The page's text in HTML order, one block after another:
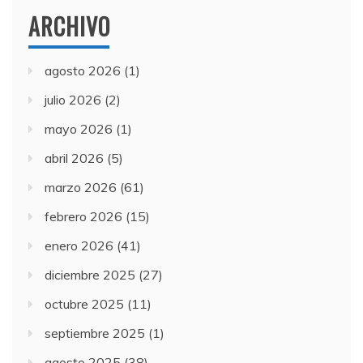
ARCHIVO
agosto 2026 (1)
julio 2026 (2)
mayo 2026 (1)
abril 2026 (5)
marzo 2026 (61)
febrero 2026 (15)
enero 2026 (41)
diciembre 2025 (27)
octubre 2025 (11)
septiembre 2025 (1)